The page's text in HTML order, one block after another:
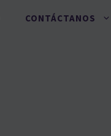
CONTÁCTANOS